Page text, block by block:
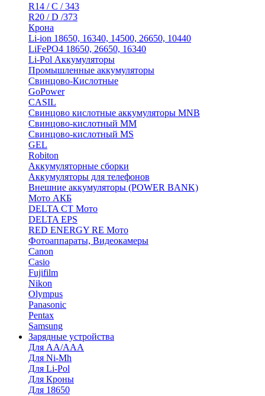
R14 / C / 343
R20 / D /373
Крона
Li-ion 18650, 16340, 14500, 26650, 10440
LiFePO4 18650, 26650, 16340
Li-Pol Аккумуляторы
Промышленные аккумуляторы
Свинцово-Кислотные
GoPower
CASIL
Свинцово кислотные аккумуляторы MNB
Cвинцово-кислотный MM
Cвинцово-кислотный MS
GEL
Robiton
Аккумуляторные сборки
Аккумуляторы для телефонов
Внешние аккумуляторы (POWER BANK)
Мото АКБ
DELTA CT Мото
DELTA EPS
RED ENERGY RE Мото
Фотоаппараты, Видеокамеры
Canon
Casio
Fujifilm
Nikon
Olympus
Panasonic
Pentax
Samsung
Зарядные устройства
Для AA/AAA
Для Ni-Mh
Для Li-Pol
Для Кроны
Для 18650